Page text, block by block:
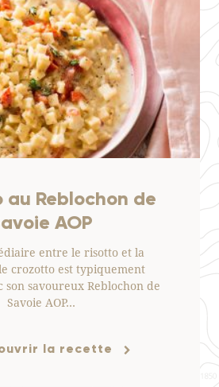
au Reblochon de
AOP
entre le risotto et la
crozotto est typiquement
son savoureux Reblochon de
Savoie AOP…
la recette